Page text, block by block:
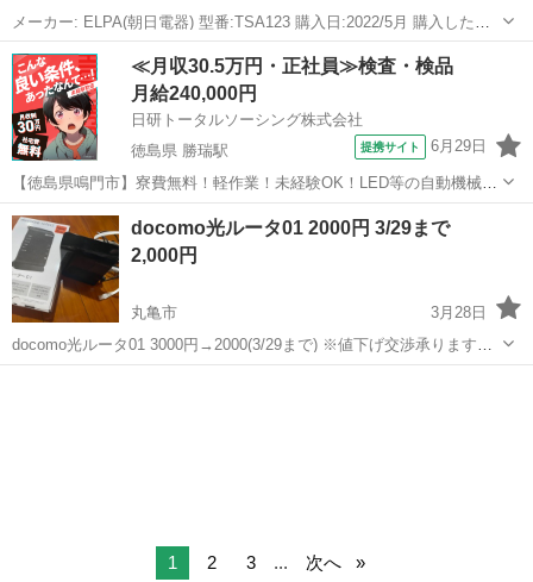
メーカー: ELPA(朝日電器) 型番:TSA123 購入日:2022/5月 購入したも
のの、電話本体が壊れていたので、開封後一度充電動作しただけで後
は保管しておりました。
香川 高松市 屋島駅 電話、ＦＡＸ コードレス電話
≪月収30.5万円・正社員≫検査・検品
月給240,000円
日研トータルソーシング株式会社
徳島県 勝瑞駅
提携サイト 6月29日
【徳島県鳴門市】寮費無料！軽作業！未経験OK！LED等の自動機械加
工・検査・梱包・データ入力《お仕事No.NS0560》 お仕事について ス
マートフォンやパソコン、車などに使われるLED等の電子部品の製造
とそれに付帯する作...
徳島 鳴門市 その他
docomo光ルータ01 2000円 3/29まで
2,000円
丸亀市
3月28日
docomo光ルータ01 3000円→2000(3/29まで) ※値下げ交渉承りますの
で気軽にコメントくださいませ 1年ほど使用していましたが、目立つ
1 2 3 ... 次へ